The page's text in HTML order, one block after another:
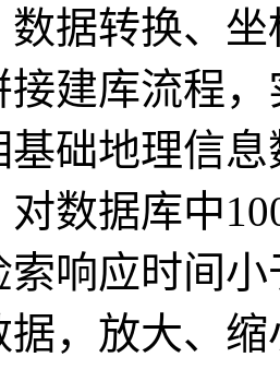
数据转换、
接建库流程
基础地理信
数据库中
索响应时间
，放大、